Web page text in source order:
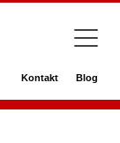
Kontakt Blog